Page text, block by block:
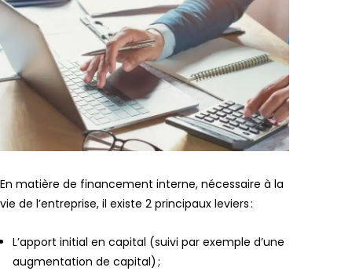
En matière de financement interne, nécessaire à la
vie de l’entreprise, il existe 2 principaux leviers :
L’apport initial en capital (suivi par exemple d’une
augmentation de capital) ;